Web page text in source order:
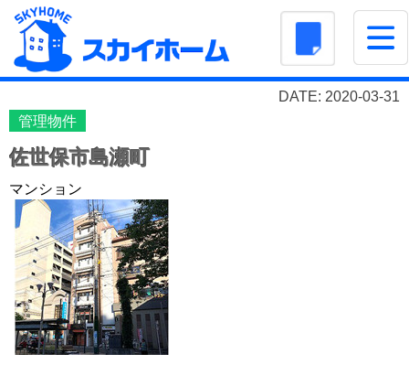
DATE: 2020-03-31
管理物件
佐世保市島瀬町
マンション